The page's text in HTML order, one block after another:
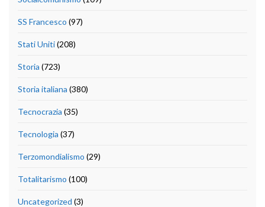
SS Francesco (97)
Stati Uniti(208)
Storia (723)
Storia italiana (380)
Tecnocrazia (35)
Tecnologia (37)
Terzomondialismo (29)
Totalitarismo (100)
Uncategorized (3)